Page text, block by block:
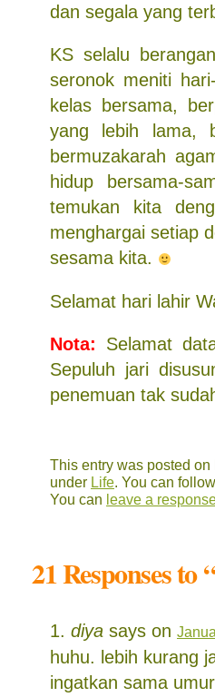
dan segala yang
KS selalu
seronok meniti
kelas bersama,
yang lebih lama,
bermuzakarah
hidup bersama-
temukan kita
menghargai setiap
sesama kita.
Selamat hari lahir
Nota: Selamat
Sepuluh jari
penemuan tak
This entry was posted
under Life . You can
You can leave a
21 Responses
diya says on
huhu. lebih kurang
ingatkan sama